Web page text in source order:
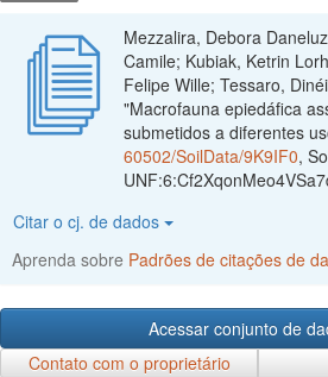
Mezzalira, Debora
Camile; Kubiak, Ketrin
Felipe Wille; Tessaro,
"Macrofauna epiedáfica
submetidos a diferentes
60502/SoilData/9K9IF0,
Citar o cj. de dados
Aprenda sobre Padrões de citações de
Acessar conjunto de
Contato com o proprietário